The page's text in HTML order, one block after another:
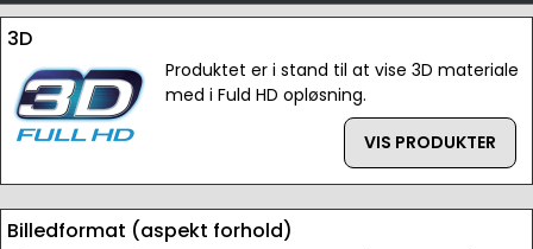
3D
Produktet er i stand til at vise 3D materiale
med i Fuld HD opløsning.
VIS PRODUKTER
Billedformat (aspekt forhold)